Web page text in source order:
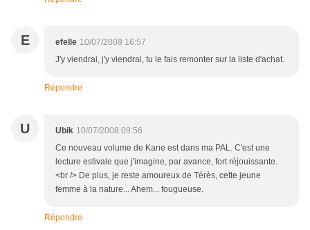
E efelle 10/07/2008 16:57
J'y viendrai, j'y viendrai, tu le fais remonter sur la liste d'achat.
Répondre
U Ubik 10/07/2008 09:56
Ce nouveau volume de Kane est dans ma PAL. C'est une
lecture estivale que j'imagine, par avance, fort réjouissante.
<br /> De plus, je reste amoureux de Térès, cette jeune
femme à la nature... Ahem... fougueuse.
Répondre